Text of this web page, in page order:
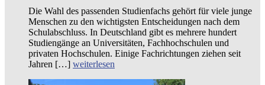
Die Wahl des passenden Studienfachs gehört für viele junge
Menschen zu den wichtigsten Entscheidungen nach dem
Schulabschluss. In Deutschland gibt es mehrere hundert
Studiengänge an Universitäten, Fachhochschulen und
privaten Hochschulen. Einige Fachrichtungen ziehen seit
Jahren […] weiterlesen